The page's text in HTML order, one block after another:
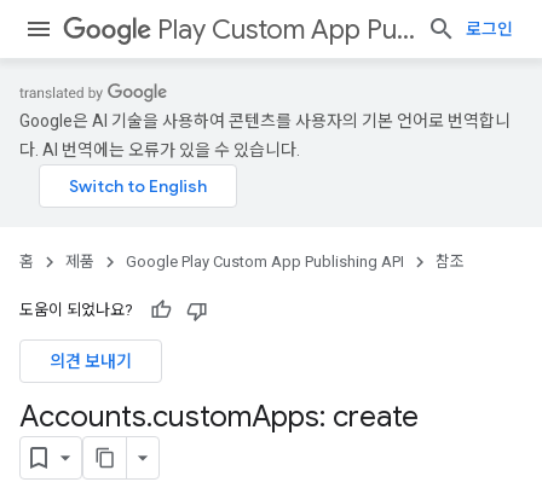
Play Custom App Publishing API 로그인
Google은 AI 기술을 사용하여 콘텐츠를 사용자의 기본 언어로 번역합니
다. AI 번역에는 오류가 있을 수 있습니다.
홈 제품 Google Play Custom App Publishing API 참조
도움이 되었나요?
의견 보내기
Accounts.customApps: create